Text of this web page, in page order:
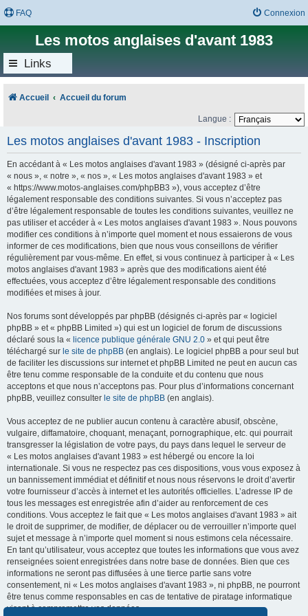
FAQ Connexion
Les motos anglaises d'avant 1983
Links
Accueil Accueil du forum
Langue :
Les motos anglaises d'avant 1983 - Inscription
En accédant à « Les motos anglaises d'avant 1983 » (désigné ci-après par
« nous », « notre », « nos », « Les motos anglaises d'avant 1983 » et
« https://www.motos-anglaises.com/phpBB3 »), vous acceptez d’être
légalement responsable des conditions suivantes. Si vous n’acceptez pas
d’être légalement responsable de toutes les conditions suivantes, veuillez ne
pas utiliser et accéder à « Les motos anglaises d'avant 1983 ». Nous pouvons
modifier ces conditions à n’importe quel moment et nous essaierons de vous
informer de ces modifications, bien que nous vous conseillons de vérifier
régulièrement par vous-même. En effet, si vous continuez à participer à « Les
motos anglaises d'avant 1983 » après que des modifications aient été
effectuées, vous acceptez d’être légalement responsable des conditions
modifiées et mises à jour.
Nos forums sont développés par phpBB (désignés ci-après par « logiciel
phpBB » et « phpBB Limited ») qui est un logiciel de forum de discussions
déclaré sous la « licence publique générale GNU 2.0 » et qui peut être
téléchargé sur le site de phpBB (en anglais). Le logiciel phpBB a pour seul but
de faciliter les discussions sur internet et phpBB Limited ne peut en aucun cas
être tenu comme responsable de la conduite et du contenu que nous
acceptons et que nous n’acceptons pas. Pour plus d’informations concernant
phpBB, veuillez consulter le site de phpBB (en anglais).
Vous acceptez de ne publier aucun contenu à caractère abusif, obscène,
vulgaire, diffamatoire, choquant, menaçant, pornographique, etc. qui pourrait
transgresser la législation de votre pays, du pays dans lequel le serveur de
« Les motos anglaises d'avant 1983 » est hébergé ou encore la loi
internationale. Si vous ne respectez pas ces dispositions, vous vous exposez à
un bannissement immédiat et définitif et nous nous réservons le droit d’avertir
votre fournisseur d’accès à internet et les autorités officielles. L’adresse IP de
tous les messages est enregistrée afin d’aider au renforcement de ces
conditions. Vous acceptez le fait que « Les motos anglaises d'avant 1983 » ait
le droit de supprimer, de modifier, de déplacer ou de verrouiller n’importe quel
sujet et message à n’importe quel moment si nous estimons cela nécessaire.
En tant qu’utilisateur, vous acceptez que toutes les informations que vous avez
renseignées soient enregistrées dans notre base de données. Bien que ces
informations ne seront pas diffusées à une tierce partie sans votre
consentement, ni « Les motos anglaises d'avant 1983 », ni phpBB, ne pourront
être tenus comme responsables en cas de tentative de piratage informatique
visant à compromettre vos données.